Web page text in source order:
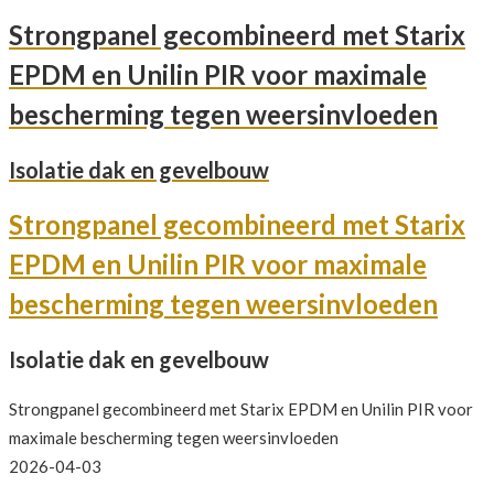
Strongpanel gecombineerd met Starix
EPDM en Unilin PIR voor maximale
bescherming tegen weersinvloeden
Isolatie dak en gevelbouw
Strongpanel gecombineerd met Starix
EPDM en Unilin PIR voor maximale
bescherming tegen weersinvloeden
Isolatie dak en gevelbouw
Strongpanel gecombineerd met Starix EPDM en Unilin PIR voor
maximale bescherming tegen weersinvloeden
2026-04-03